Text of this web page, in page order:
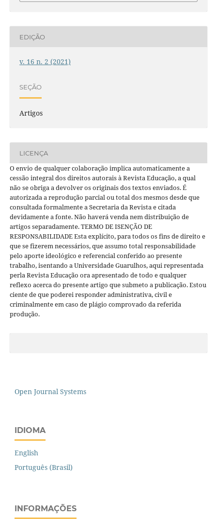
EDIÇÃO
v. 16 n. 2 (2021)
SEÇÃO
Artigos
LICENÇA
O envio de qualquer colaboração implica automaticamente a
cessão integral dos direitos autorais à Revista Educação, a qual
não se obriga a devolver os originais dos textos enviados. É
autorizada a reprodução parcial ou total dos mesmos desde que
consultada formalmente a Secretaria da Revista e citada
devidamente a fonte. Não haverá venda nem distribuição de
artigos separadamente. TERMO DE ISENÇÃO DE
RESPONSABILIDADE Esta explícito, para todos os fins de direito e
que se fizerem necessários, que assumo total responsabilidade
pelo aporte ideológico e referencial conferido ao presente
trabalho, isentando a Universidade Guarulhos, aqui representada
perla Revista Educação ora apresentado de todo e qualquer
reflexo acerca do presente artigo que submeto a publicação. Estou
ciente de que poderei responder administrativa, civil e
criminalmente em caso de plágio comprovado da referida
produção.
Open Journal Systems
IDIOMA
English
Português (Brasil)
INFORMAÇÕES